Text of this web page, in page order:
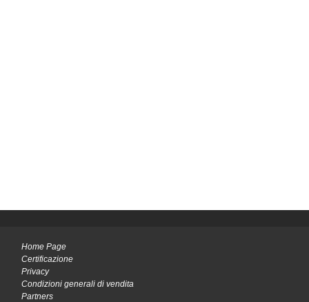
Home Page
Certificazione
Privacy
Condizioni generali di vendita
Partners